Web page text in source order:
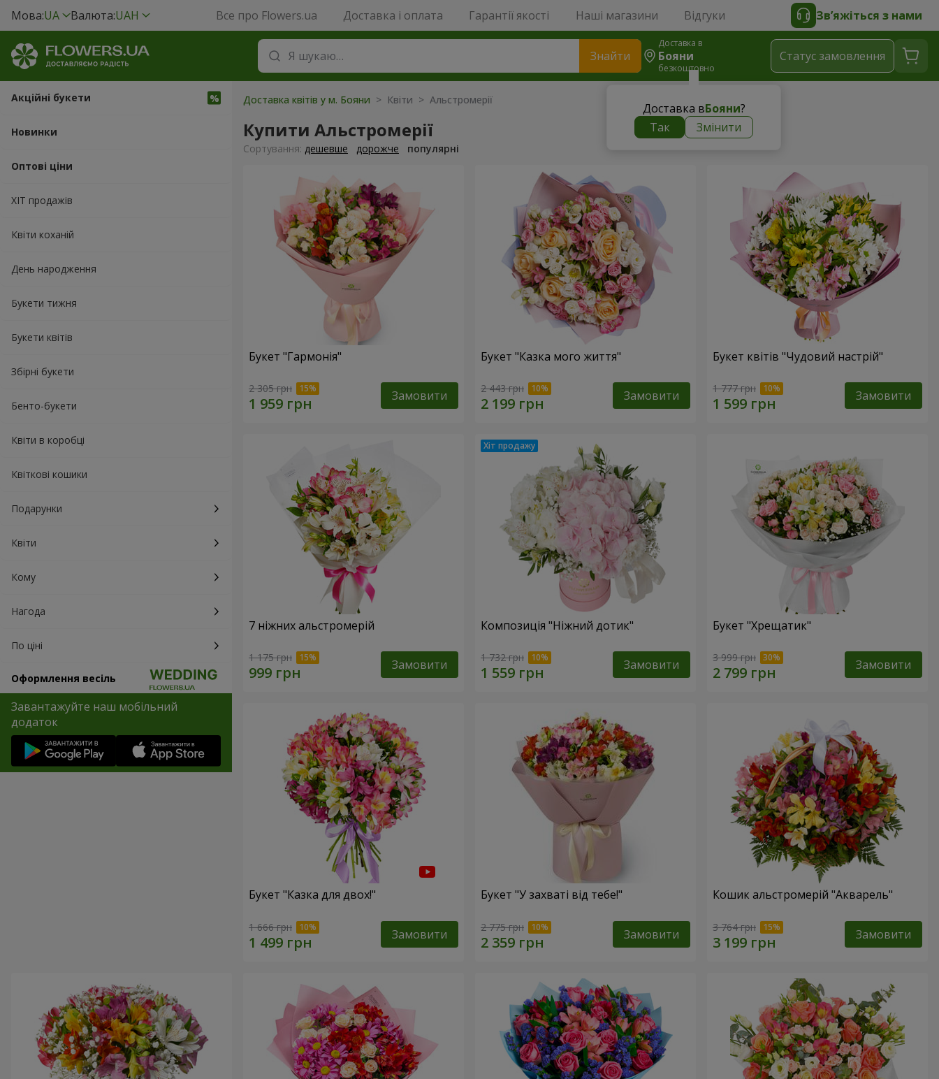
Мова:UA Валюта:UAH Все про Flowers.ua Доставка і оплата Гарантії якості Наші магазини Відгуки Зв’яжіться з нами
Знайти
Доставка в
Бояни
безкоштовно
Доставка вБояни?
Так
Змінити
Статус замовлення
Акційні букети
Новинки
Оптові ціни
ХІТ продажів
Квіти коханій
День народження
Букети тижня
Букети квітів
Збірні букети
Бенто-букети
Квіти в коробці
Квіткові кошики
Подарунки
Квіти
Кому
Нагода
По ціні
Оформлення весіль
Завантажуйте наш мобільний
додаток
Доставка квітів у м. Бояни > Квіти > Альстромерії
Купити Альстромерії
Сортування: дешевше дорожче популярні
Букет "Гармонія"
2 305 грн Замовити
Букет "Казка мого життя"
2 443 грн Замовити
Букет квітів "Чудовий настрій"
1 777 грн Замовити
7 ніжних альстромерій
1 175 грн Замовити
Композиція "Ніжний дотик"
1 732 грн Замовити
Букет "Хрещатик"
3 999 грн Замовити
Букет "Казка для двох!"
1 666 грн Замовити
Букет "У захваті від тебе!"
2 775 грн Замовити
Кошик альстромерій "Акварель"
3 764 грн Замовити